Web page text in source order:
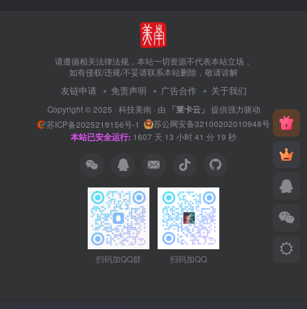
请遵循相关法律法规，本站一切资源不代表本站立场，
如有侵权/违规/不妥请联系本站删除，敬请谅解
友链申请 免责声明 广告合作 关于我们
Copyright © 2025 · 科技美南 · 由 「莱卡云」 提供强力驱动
苏ICP备2025219156号-1
苏公网安备32100202010948号
本站已安全运行: 1607 天 13 小时41 分 20 秒
扫码加QQ群 扫码加QQ